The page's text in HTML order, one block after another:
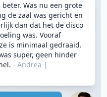
Was nu een grote
de zaal was gericht en
dan dat het de disco
was. Vooraf
is minimaal gedraaid.
super, geen hinder
- Andrea |